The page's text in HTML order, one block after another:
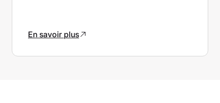
En savoir plus